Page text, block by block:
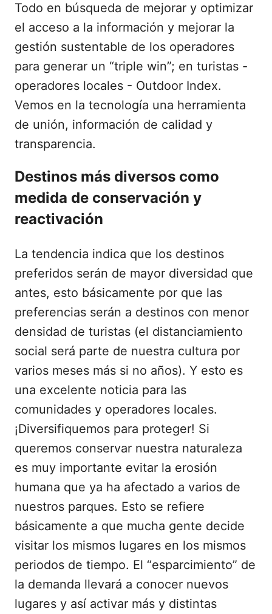
Todo en búsqueda de mejorar y optimizar
el acceso a la información y mejorar la
gestión sustentable de los operadores
para generar un “triple win”; en turistas -
operadores locales - Outdoor Index.
Vemos en la tecnología una herramienta
de unión, información de calidad y
transparencia.
Destinos más diversos como
medida de conservación y
reactivación
La tendencia indica que los destinos
preferidos serán de mayor diversidad que
antes, esto básicamente por que las
preferencias serán a destinos con menor
densidad de turistas (el distanciamiento
social será parte de nuestra cultura por
varios meses más si no años). Y esto es
una excelente noticia para las
comunidades y operadores locales.
¡Diversifiquemos para proteger! Si
queremos conservar nuestra naturaleza
es muy importante evitar la erosión
humana que ya ha afectado a varios de
nuestros parques. Esto se refiere
básicamente a que mucha gente decide
visitar los mismos lugares en los mismos
periodos de tiempo. El “esparcimiento” de
la demanda llevará a conocer nuevos
lugares y así activar más y distintas